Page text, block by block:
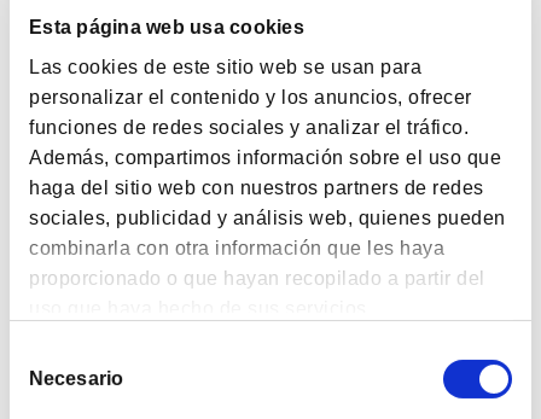
Esta página web usa cookies
Las cookies de este sitio web se usan para
personalizar el contenido y los anuncios, ofrecer
funciones de redes sociales y analizar el tráfico.
Además, compartimos información sobre el uso que
haga del sitio web con nuestros partners de redes
sociales, publicidad y análisis web, quienes pueden
combinarla con otra información que les haya
proporcionado o que hayan recopilado a partir del
deNecesario
¿Y si el inversor más sesgado fueras tú?
VIDEOS
21º Taller BrainVestor: Arquitectura del ahorro
NOTICIAS
Convocatoria Junta General Accionistas Cobas